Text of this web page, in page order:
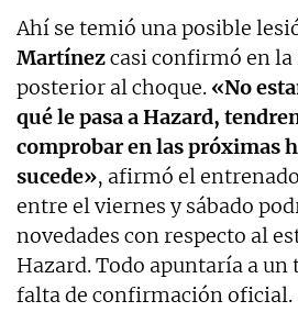
Ahí se temió una posible
Martínezcasi confirmó en la
posterior al choque. «No
qué le pasa a Hazard,
comprobar en las próximas
sucede», afirmó el
entre el viernes y sábado
novedades con respecto al
Hazard. Todo apuntaría a
falta de confirmación oficial.